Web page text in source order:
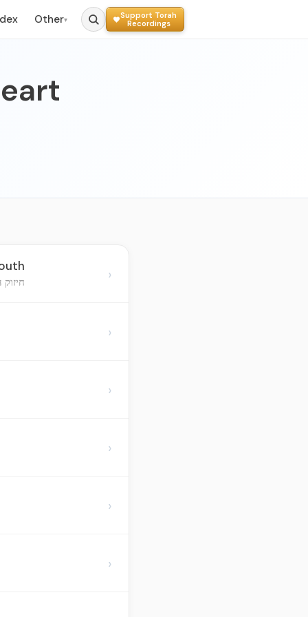
Other▾
Support Torah
Recordings
›
›
›
›
›
›